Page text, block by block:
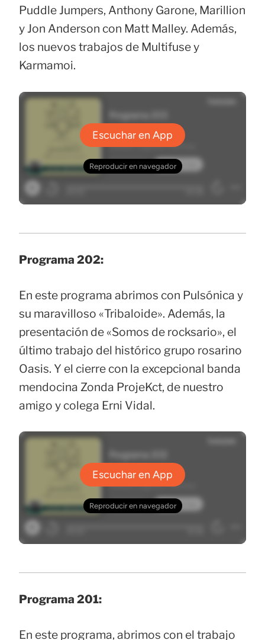
Puddle Jumpers, Anthony Garone, Marillion
y Jon Anderson con Matt Malley. Además,
los nuevos trabajos de Multifuse y
Karmamoi.
Programa 202:
En este programa abrimos con Pulsónica y
su maravilloso «Tribaloide». Además, la
presentación de «Somos de rocksario», el
último trabajo del histórico grupo rosarino
Oasis. Y el cierre con la excepcional banda
mendocina Zonda ProjeKct, de nuestro
amigo y colega Erni Vidal.
Programa 201:
En este programa, abrimos con el trabajo